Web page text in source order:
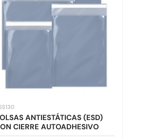
ANTIESTÁTICAS (ESD)
CIERRE AUTOADHESIVO